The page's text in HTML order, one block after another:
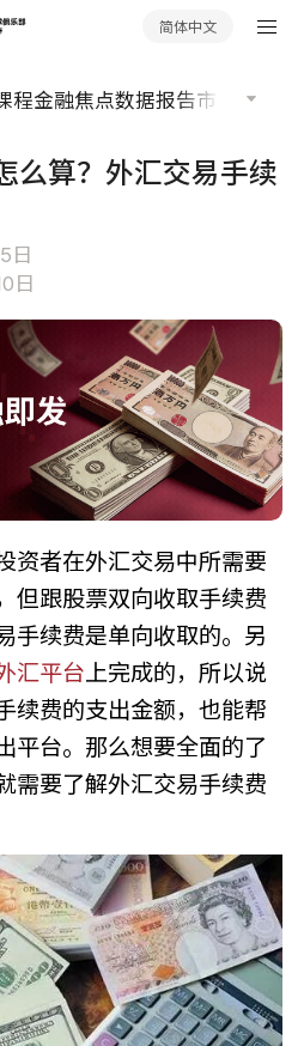
简体中文
程金融焦点数据报告市场分析
么算？外汇交易手续
日
日
资者在外汇交易中所需要
但跟股票双向收取手续费
手续费是单向收取的。另
汇平台上完成的，所以说
续费的支出金额，也能帮
平台。那么想要全面的了
需要了解外汇交易手续费